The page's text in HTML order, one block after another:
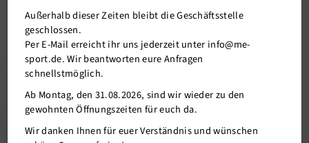
Spielplan
Trainingszeiten
D3-Jugend
E1-Jugend
E2-Jugend
E3-Jugend
F1-Jugend
Außerhalb dieser Zeiten bleibt die Geschäftsstelle
geschlossen.
Per E-Mail erreicht ihr uns jederzeit unter info@me-
sport.de. Wir beantworten eure Anfragen
schnellstmöglich.
Ab Montag, den 31.08.2026, sind wir wieder zu den
gewohnten Öffnungszeiten für euch da.
Wir danken Ihnen für euer Verständnis und wünschen